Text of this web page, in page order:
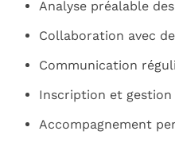
Analyse préalable
Collaboration avec
Communication
Inscription et
Accompagnement